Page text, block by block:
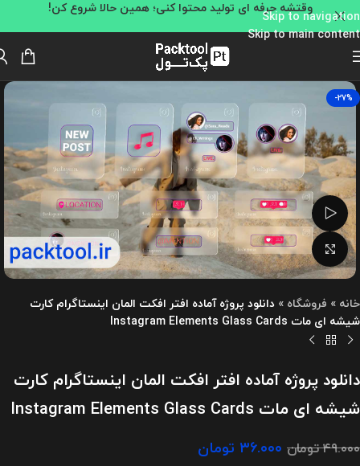
Skip to navigation
Skip to main content
وقتشه حرفه ای تولید محتوا کنی؛ همین حالا شروع کن!
-27%
تماشای ویدئو
بزرگنمایی تصویر
خانه » فروشگاه » دانلود پروژه آماده افتر افکت المان اینستاگرام کارت
شیشه ای مات Instagram Elements Glass Cards
دانلود پروژه آماده افتر افکت المان اینستاگرام کارت
شیشه ای مات Instagram Elements Glass Cards
۴۹.۰۰۰تومان ۳۶.۰۰۰ تومان